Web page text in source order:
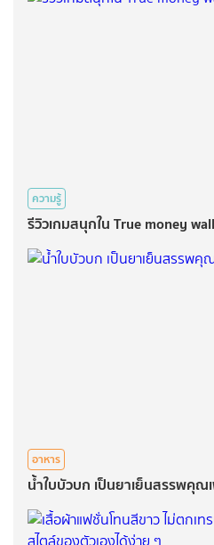
ความรู้
รีวิวเกมสนุกใน True money
อาหาร
น้ำใบบัวบก เป็นยาเย็นสรรพคุณ